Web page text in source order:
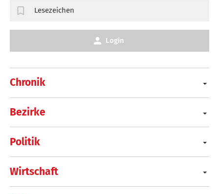
Chronik
Bezirke
Politik
Wirtschaft
Lesezeichen
Login